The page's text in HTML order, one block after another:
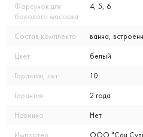
Форсунок для
бокового массажа
4, 5, 6
Состав комплекта ванна,
Цвет белый
Гарантия, лет 10
Гарантия 2 года
Новинка Нет
Импортер
ООО "Сан